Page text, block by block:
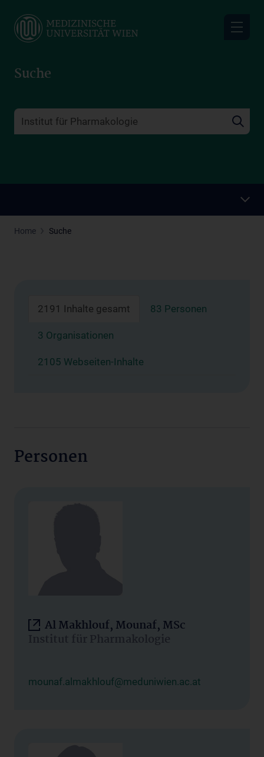
main
Suche
Home Suche
2191 Inhalte gesamt 83 Personen
3 Organisationen
2105 Webseiten-Inhalte
Personen
Al Makhlouf, Mounaf, MSc
Institut für Pharmakologie
mounaf.almakhlouf@meduniwien.ac.at